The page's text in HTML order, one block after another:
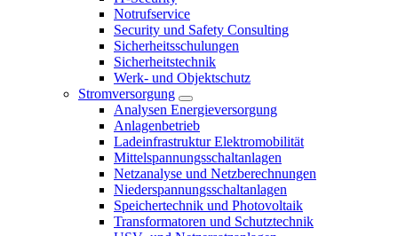
Notrufservice
Security und Safety Consulting
Sicherheitsschulungen
Sicherheitstechnik
Werk- und Objektschutz
Stromversorgung
Analysen Energieversorgung
Anlagenbetrieb
Ladeinfrastruktur Elektromobilität
Mittelspannungsschaltanlagen
Netzanalyse und Netzberechnungen
Niederspannungsschaltanlagen
Speichertechnik und Photovoltaik
Transformatoren und Schutztechnik